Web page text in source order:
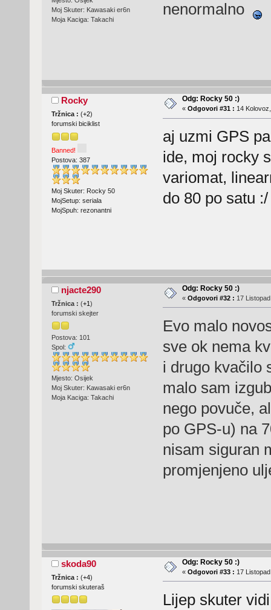
Moj Skuter: Kawasaki er6n
Moja Kaciga: Takachi
nenormalno
Rocky
Tržnica : (+2)
forumski biciklist
Banned!
Postova: 387
Moj Skuter: Rocky 50
MojSetup: seriala
MojSpuh: rezonantni
Odg: Rocky 50 :)
« Odgovori #31 : 14
aj uzmi GPS
ide, moj rocky
variomat,
do 80 po satu
njacte290
Tržnica : (+1)
forumski skejter
Postova: 101
Spol:
Mjesto: Osijek
Moj Skuter: Kawasaki er6n
Moja Kaciga: Takachi
Odg: Rocky 50 :)
« Odgovori #32 : 17
Evo malo
sve ok nema
i drugo kvačilo
malo sam
nego povuče,
po GPS-u) na
nisam siguran
promjenjeno
skoda90
Tržnica : (+4)
forumski skuteraš
Odg: Rocky 50 :)
« Odgovori #33 : 17
Lijep skuter